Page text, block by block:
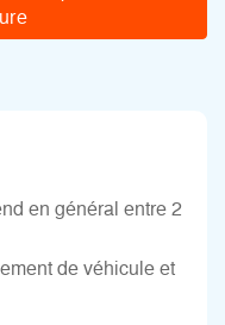
en général entre 2
de véhicule et